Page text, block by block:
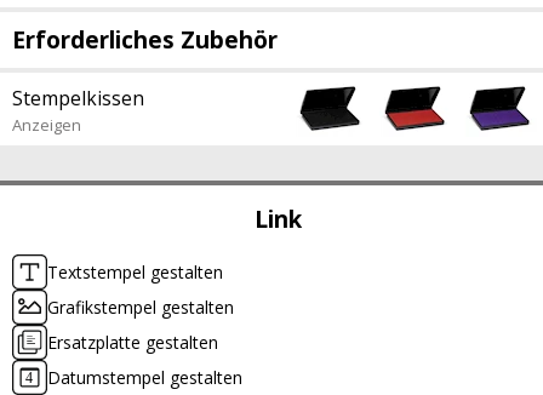
Link
Textstempel gestalten
Grafikstempel gestalten
Ersatzplatte gestalten
Datumstempel gestalten
Erforderliches Zubehör
Stempelkissen
Anzeigen